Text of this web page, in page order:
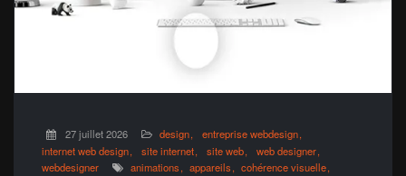
27 juillet 2026 design
entreprise webdesign
internet web design
site internet site web
web designer
webdesigner
animations appareils
cohérence visuelle